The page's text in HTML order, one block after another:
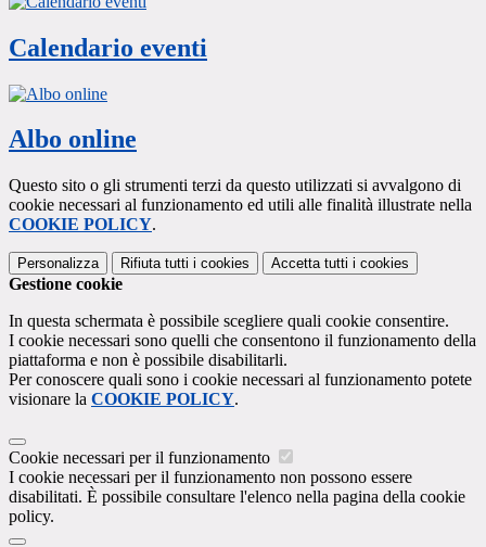
Calendario eventi
Albo online
Questo sito o gli strumenti terzi da questo utilizzati si avvalgono di
cookie necessari al funzionamento ed utili alle finalità illustrate nella
COOKIE POLICY.
Personalizza Rifiuta tutti i cookies Accetta tutti i cookies
Gestione cookie
In questa schermata è possibile scegliere quali cookie consentire.
I cookie necessari sono quelli che consentono il funzionamento della
piattaforma e non è possibile disabilitarli.
Per conoscere quali sono i cookie necessari al funzionamento potete
visionare la COOKIE POLICY.
Cookie necessari per il funzionamento
I cookie necessari per il funzionamento non possono essere
disabilitati. È possibile consultare l'elenco nella pagina della cookie
policy.